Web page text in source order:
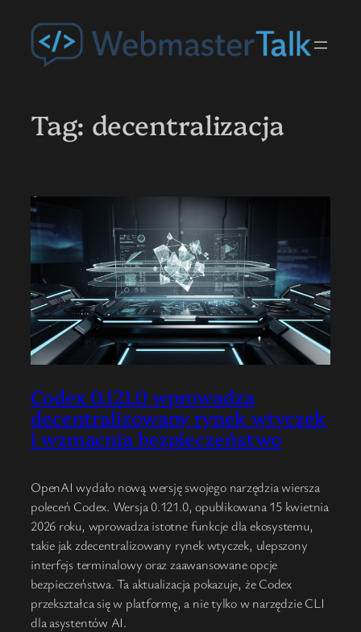
treści
Tag: decentralizacja
Codex 0.121.0 wprowadza
decentralizowany rynek wtyczek
i wzmacnia bezpieczeństwo
OpenAI wydało nową wersję swojego narzędzia wiersza
poleceń Codex. Wersja 0.121.0, opublikowana 15 kwietnia
2026 roku, wprowadza istotne funkcje dla ekosystemu,
takie jak zdecentralizowany rynek wtyczek, ulepszony
interfejs terminalowy oraz zaawansowane opcje
bezpieczeństwa. Ta aktualizacja pokazuje, że Codex
przekształca się w platformę, a nie tylko w narzędzie CLI
dla asystentów AI.